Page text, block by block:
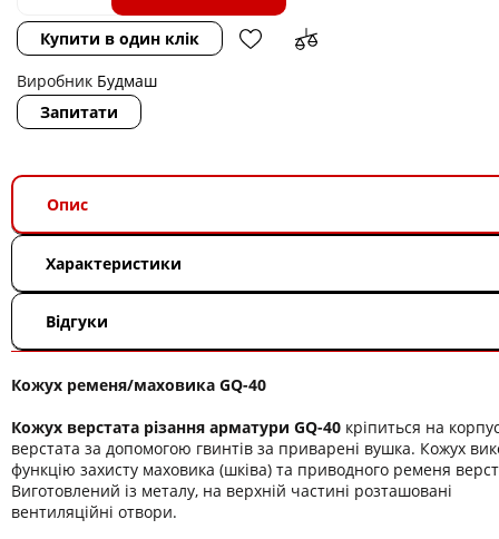
Купити в один клік
Виробник Будмаш
Запитати
Опис
Характеристики
Відгуки
Кожух ременя/маховика GQ-40
Кожух верстата різання арматури GQ-40 кріпиться на
верстата за допомогою гвинтів за приварені вушка. Кожух
функцію захисту маховика (шківа) та приводного ременя
Виготовлений із металу, на верхній частині розташовані
вентиляційні отвори.